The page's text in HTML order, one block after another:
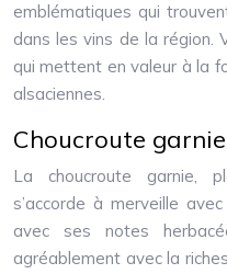
emblématiques qui
dans les vins de la région.
qui mettent en valeur à la
alsaciennes.
Choucroute
La choucroute garnie,
s’accorde à merveille
avec ses notes
agréablement avec la